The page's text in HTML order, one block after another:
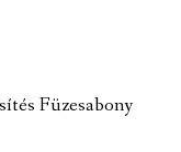
Füzesabony